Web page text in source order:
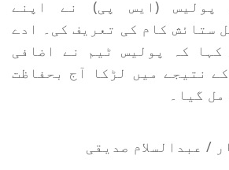
پولیس (ایس پی) نے اپنے
ستائش کام کی تعریف کی۔ ادے
کہا کہ پولیس ٹیم نے اضافی
نتیجے میں لڑکا آج بحفاظت
گیا۔
/ عبدالسلام صدیقی